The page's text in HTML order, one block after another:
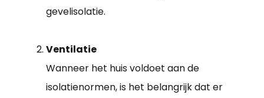
gevelisolatie.
Ventilatie
Wanneer het huis voldoet aan de
isolatienormen, is het belangrijk dat er